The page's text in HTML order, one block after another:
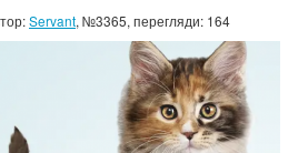
Servant, №3365, перегляди: 164